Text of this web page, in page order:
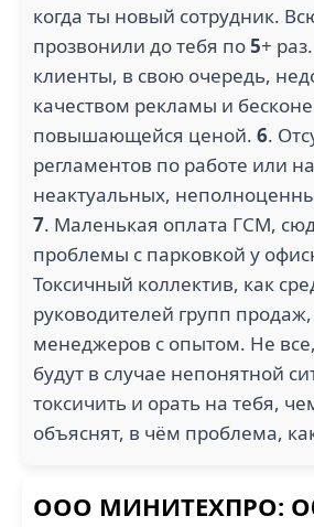
когда ты новый сотрудник.
прозвонили до тебя по5+
клиенты, в свою очередь,
качеством рекламы и
повышающейся ценой. 6.
регламентов по работе или
неактуальных,
7. Маленькая оплата ГСМ,
проблемы с парковкой у
Токсичный коллектив, как
руководителей групп
менеджеров с опытом. Не
будут в случае непонятной
токсичить и орать на тебя,
объяснят, в чём проблема,
ООО МИНИТЕХПРО: